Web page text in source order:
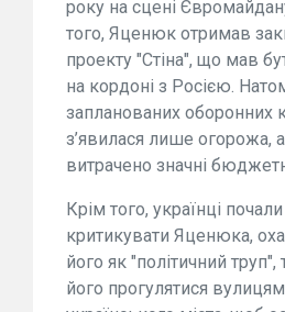
року на сцені
того, Яценюк отримав
проекту "Стіна", що мав
на кордоні з Росією.
запланованих оборонних
з’явилася лише огорожа,
витрачено значні
Крім того, українці
критикувати Яценюка,
його як "політичний
його прогулятися